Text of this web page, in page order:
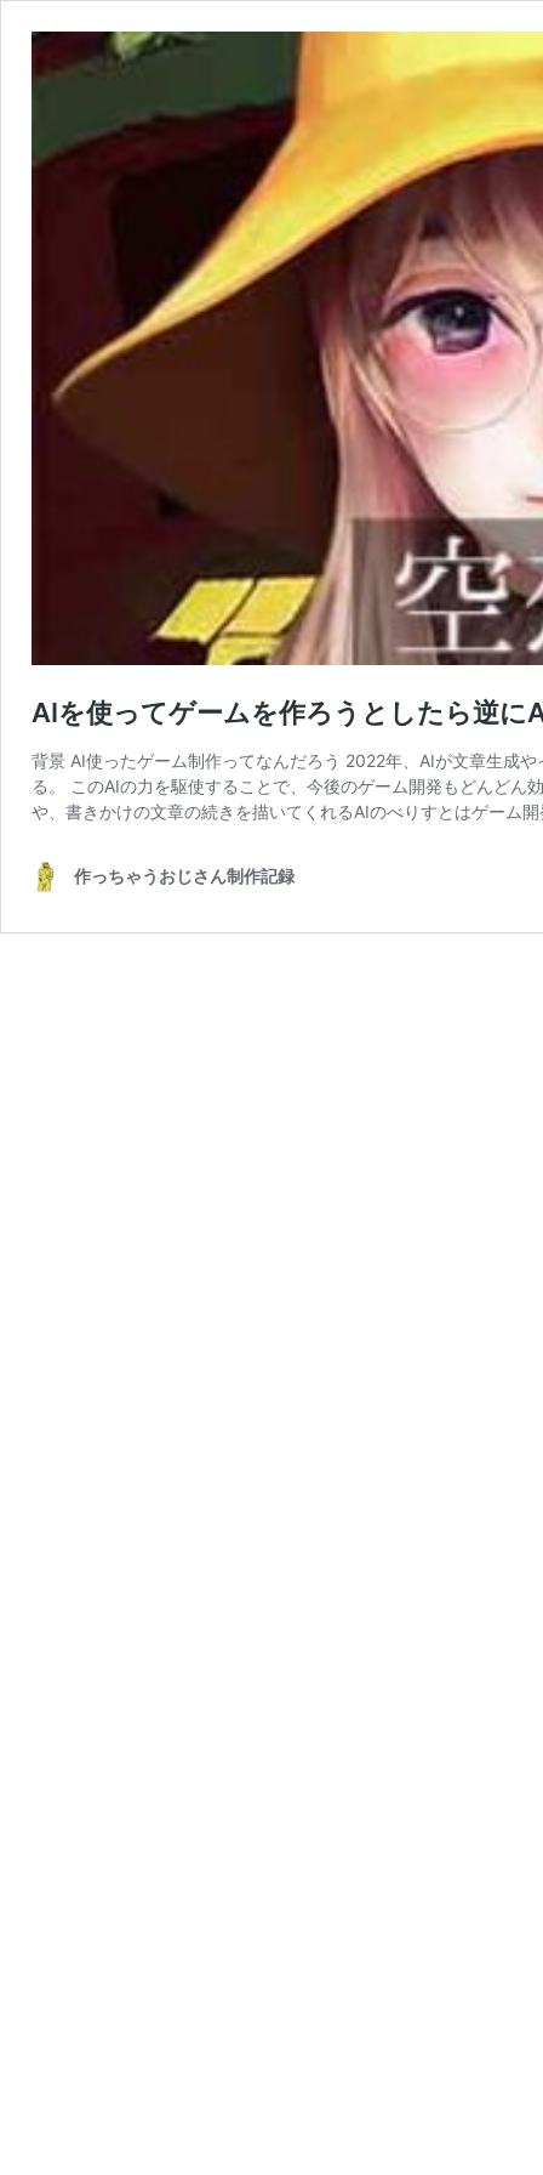
AIを使ってゲームを作ろうとしたら逆に
背景 AI使ったゲーム制作ってなんだろう 2022年、AIが文章生成
る。 このAIの力を駆使することで、今後のゲーム開発もどんど
や、書きかけの文章の続きを描いてくれるAIのべりすとはゲーム
作っちゃうおじさん制作記録